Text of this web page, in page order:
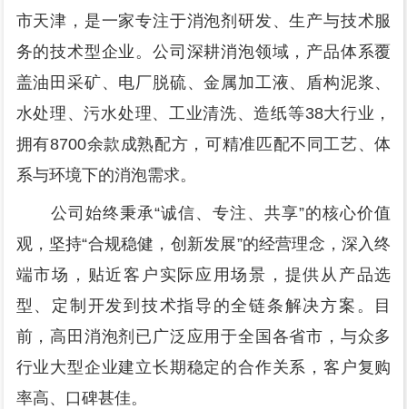
市天津，是一家专注于消泡剂研发、生产与技术服
务的技术型企业。公司深耕消泡领域，产品体系覆
盖油田采矿、电厂脱硫、金属加工液、盾构泥浆、
水处理、污水处理、工业清洗、造纸等38大行业，
拥有8700余款成熟配方，可精准匹配不同工艺、体
系与环境下的消泡需求。
公司始终秉承“诚信、专注、共享”的核心价值
观，坚持“合规稳健，创新发展”的经营理念，深入终
端市场，贴近客户实际应用场景，提供从产品选
型、定制开发到技术指导的全链条解决方案。目
前，高田消泡剂已广泛应用于全国各省市，与众多
行业大型企业建立长期稳定的合作关系，客户复购
率高、口碑甚佳。